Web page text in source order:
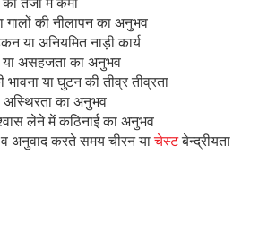
की तेजी में कमी
गालों की नीलापन का अनुभव
या अनियमित नाड़ी कार्य
या असहजता का अनुभव
या घुटन की तीव्र तीव्रता
का अनुभव
लेने में कठिनाई का अनुभव
अनुवाद करते समय चीरन याचेस्टबेन्द्रीयता